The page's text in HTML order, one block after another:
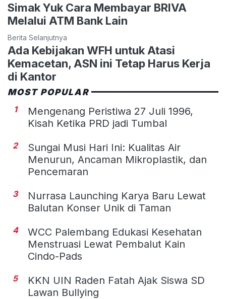
Simak Yuk Cara Membayar BRIVA
Melalui ATM Bank Lain
Berita Selanjutnya
Ada Kebijakan WFH untuk Atasi
Kemacetan, ASN ini Tetap Harus Kerja
di Kantor
MOST POPULAR
1
Mengenang Peristiwa 27 Juli 1996,
Kisah Ketika PRD jadi Tumbal
2
Sungai Musi Hari Ini: Kualitas Air
Menurun, Ancaman Mikroplastik, dan
Pencemaran
3
Nurrasa Launching Karya Baru Lewat
Balutan Konser Unik di Taman
4
WCC Palembang Edukasi Kesehatan
Menstruasi Lewat Pembalut Kain
Cindo-Pads
5
KKN UIN Raden Fatah Ajak Siswa SD
Lawan Bullying